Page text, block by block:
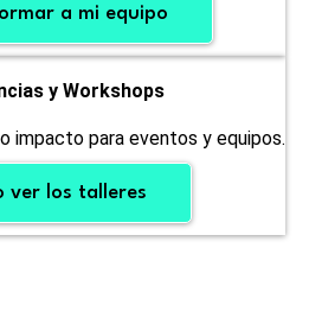
a mi equipo
y Workshops
impacto para eventos y equipos.
ver los talleres